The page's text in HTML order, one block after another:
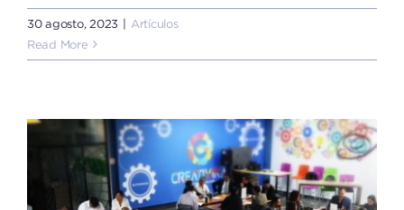
30 agosto, 2023 | Artículos
Read More